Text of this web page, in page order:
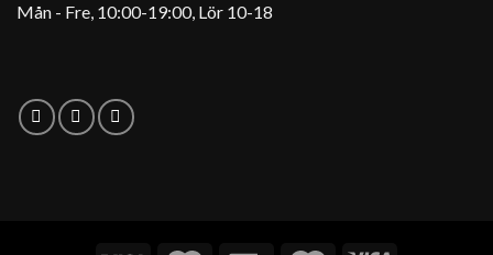
Mån - Fre, 10:00-19:00, Lör 10-18